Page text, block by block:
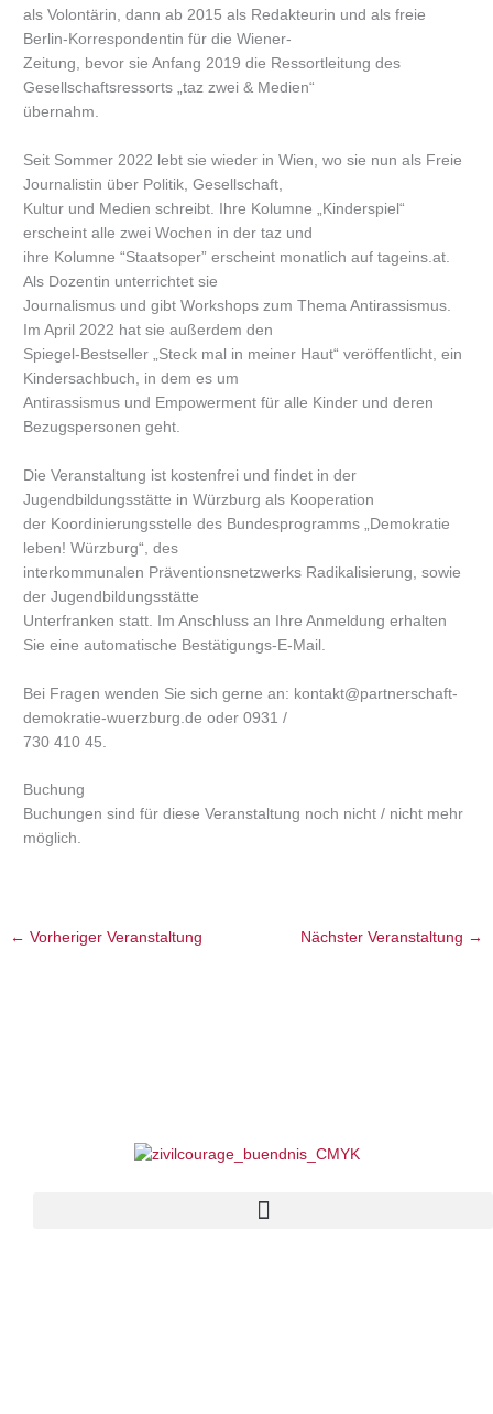
als Volontärin, dann ab 2015 als Redakteurin und als freie
Berlin-Korrespondentin für die Wiener-
Zeitung, bevor sie Anfang 2019 die Ressortleitung des
Gesellschaftsressorts „taz zwei & Medien“
übernahm.
Seit Sommer 2022 lebt sie wieder in Wien, wo sie nun als Freie
Journalistin über Politik, Gesellschaft,
Kultur und Medien schreibt. Ihre Kolumne „Kinderspiel“
erscheint alle zwei Wochen in der taz und
ihre Kolumne “Staatsoper” erscheint monatlich auf tageins.at.
Als Dozentin unterrichtet sie
Journalismus und gibt Workshops zum Thema Antirassismus.
Im April 2022 hat sie außerdem den
Spiegel-Bestseller „Steck mal in meiner Haut“ veröffentlicht, ein
Kindersachbuch, in dem es um
Antirassismus und Empowerment für alle Kinder und deren
Bezugspersonen geht.
Die Veranstaltung ist kostenfrei und findet in der
Jugendbildungsstätte in Würzburg als Kooperation
der Koordinierungsstelle des Bundesprogramms „Demokratie
leben! Würzburg“, des
interkommunalen Präventionsnetzwerks Radikalisierung, sowie
der Jugendbildungsstätte
Unterfranken statt. Im Anschluss an Ihre Anmeldung erhalten
Sie eine automatische Bestätigungs-E-Mail.
Bei Fragen wenden Sie sich gerne an: kontakt@partnerschaft-
demokratie-wuerzburg.de oder 0931 /
730 410 45.
Buchung
Buchungen sind für diese Veranstaltung noch nicht / nicht mehr
möglich.
← Vorheriger Veranstaltung Nächster Veranstaltung →